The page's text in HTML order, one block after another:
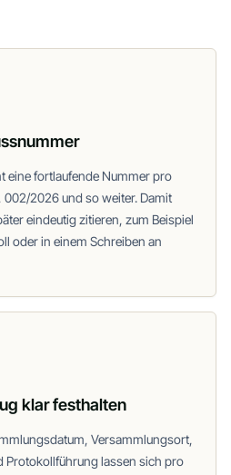
eine fortlaufende Nummer pro
2026 und so weiter. Damit
eindeutig zitieren, zum Beispiel
oder in einem Schreiben an
klar festhalten
Versammlungsort,
Protokollführung lassen sich pro